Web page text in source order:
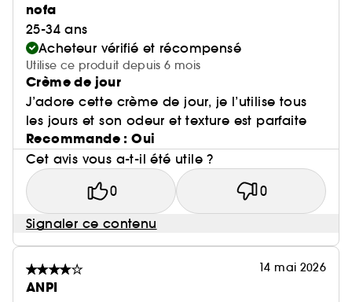
nofa
25-34 ans
Acheteur vérifié et récompensé
Utilise ce produit depuis 6 mois
Crème de jour
J’adore cette crème de jour, je l’utilise tous
les jours et son odeur et texture est parfaite
Recommande : Oui
Cet avis vous a-t-il été utile ?
0 0
Signaler ce contenu
14 mai 2026
ANPI